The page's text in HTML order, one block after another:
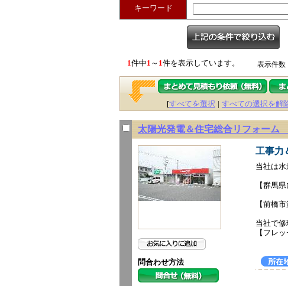
キーワード
1件中1 ～ 1件を表示しています。 表示件数
[すべてを選択 | すべての選択を解
太陽光発電＆住宅総合リフォーム
問合わせ方法
工事力
当社は
【群馬
【前橋
当社で
【フレ